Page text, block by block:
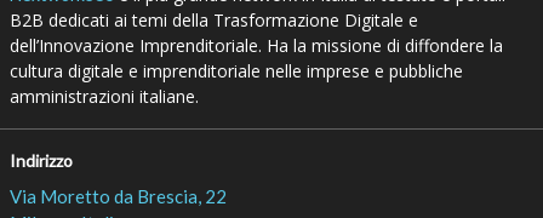
B2B dedicati ai temi della Trasformazione Digitale e
dell’Innovazione Imprenditoriale. Ha la missione di diffondere la
cultura digitale e imprenditoriale nelle imprese e pubbliche
amministrazioni italiane.
Indirizzo
Via Moretto da Brescia, 22